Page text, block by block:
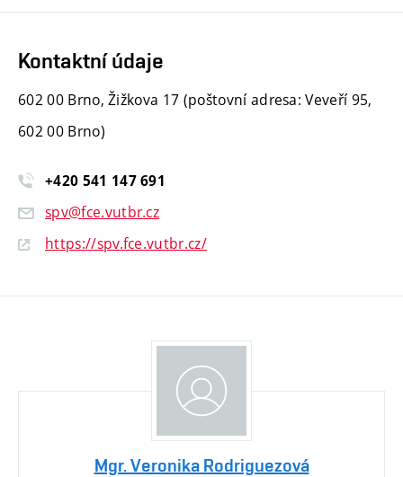
Kontaktní údaje
602 00 Brno, Žižkova 17 (poštovní adresa: Veveří 95,
602 00 Brno)
+420 541 147691
spv@fce.vutbr.cz
https://spv.fce.vutbr.cz/
Mgr. Veronika Rodriguezová